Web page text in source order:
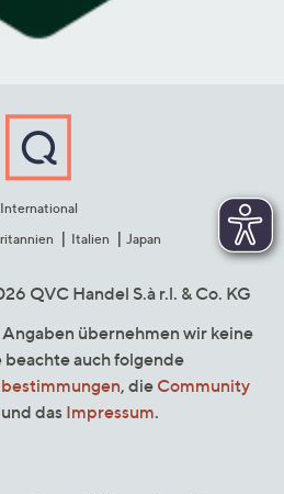
International
Italien Japan
QVC Handel S.à r.l. & Co. KG
übernehmen wir keine
auch folgende
, die Community
und das Impressum.